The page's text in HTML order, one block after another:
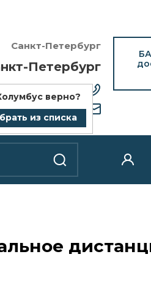
Санкт-Петербург
Петербург
верно?
из списка
418-25-77